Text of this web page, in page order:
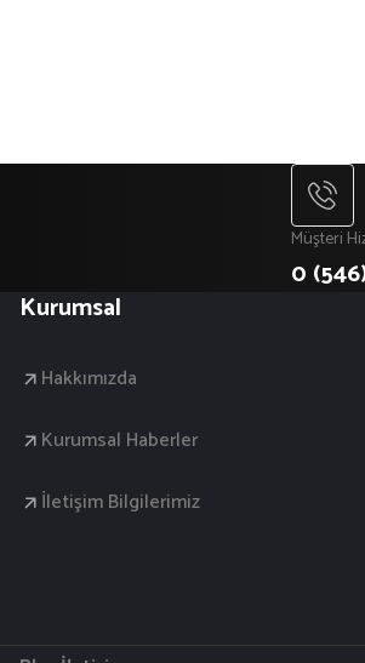
Müşteri
0
Kurumsal
Hakkımızda
Kurumsal Haberler
İletişim Bilgilerimiz